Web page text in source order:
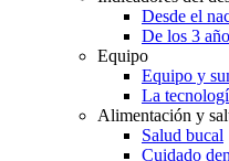
Desde el
De los 3
Equipo
Equipo y
La
Alimentación y
Salud bucal
Cuidado